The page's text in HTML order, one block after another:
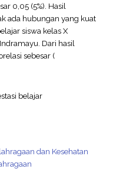
0,05 (5%). Hasil
ada hubungan yang kuat
siswa kelas X
Dari hasil
sebesar (
belajar
dan Kesehatan